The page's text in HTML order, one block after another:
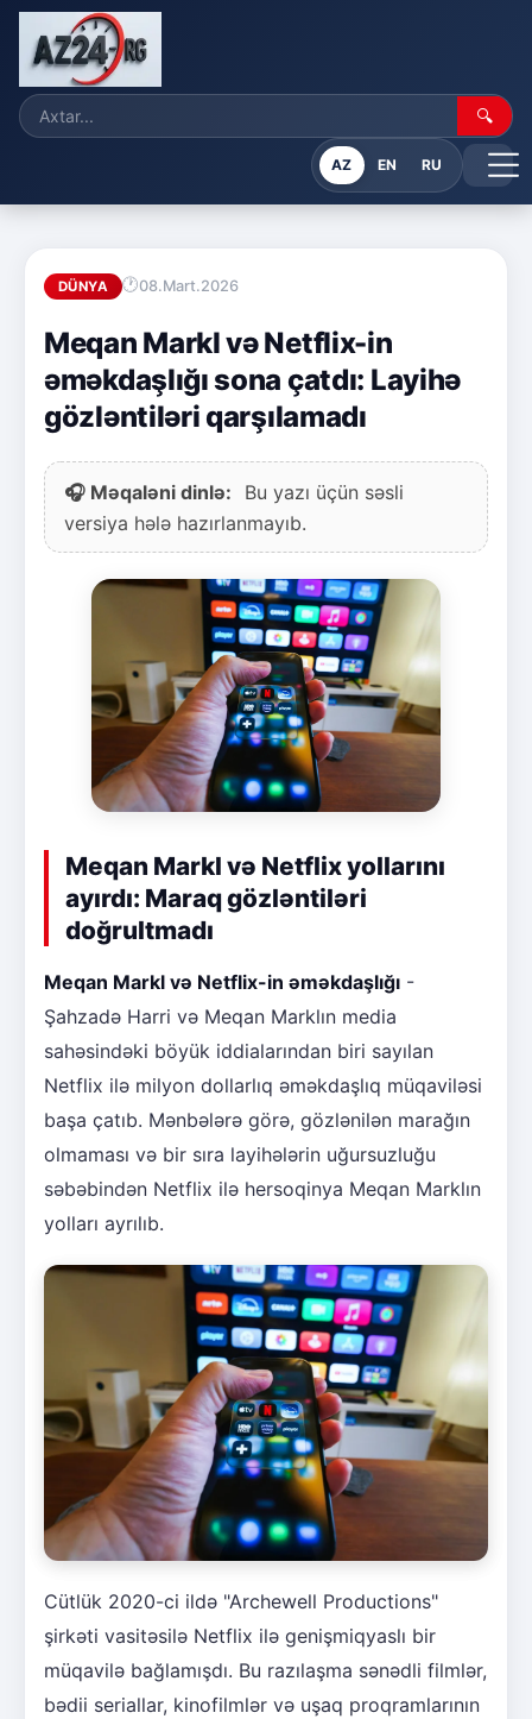
🔍
AZ EN RU
DÜNYA 08.Mart.2026
Meqan Markl və Netflix-in
əməkdaşlığı sona çatdı: Layihə
gözləntiləri qarşılamadı
🎧 Məqaləni dinlə:
Bu yazı üçün səsli
versiya hələ hazırlanmayıb.
Meqan Markl və Netflix yollarını
ayırdı: Maraq gözləntiləri
doğrultmadı
Meqan Markl və Netflix-in əməkdaşlığı -
Şahzadə Harri və Meqan Marklın media
sahəsindəki böyük iddialarından biri sayılan
Netflix ilə milyon dollarlıq əməkdaşlıq müqaviləsi
başa çatıb. Mənbələrə görə, gözlənilən marağın
olmaması və bir sıra layihələrin uğursuzluğu
səbəbindən Netflix ilə hersoqinya Meqan Marklın
yolları ayrılıb.
Cütlük 2020-ci ildə "Archewell Productions"
şirkəti vasitəsilə Netflix ilə genişmiqyaslı bir
müqavilə bağlamışdı. Bu razılaşma sənədli filmlər,
bədii seriallar, kinofilmlər və uşaq proqramlarının